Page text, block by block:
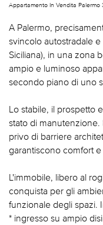
Appartamento In Vendita Palermo
A Palermo,
svincolo autostradale
Siciliana), in una zona
ampio e luminoso
secondo piano di uno
Lo stabile, il prospetto
stato di
privo di barriere
garantiscono comfort e
L'immobile, libero al
conquista per gli
funzionale degli spazi.
* ingresso su ampio